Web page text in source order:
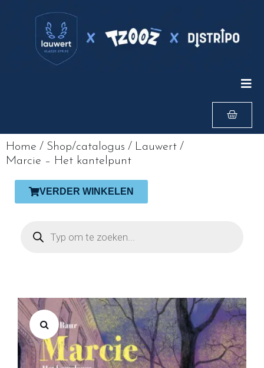
Home / Shop/catalogus / Lauwert /
Marcie – Het kantelpunt
VERDER WINKELEN